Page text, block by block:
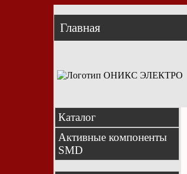
Главная
Каталог
Активные компоненты
SMD